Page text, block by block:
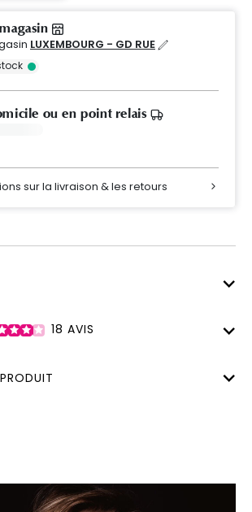
LUXEMBOURG - GD RUE
ou en point relais
sur la livraison & les retours
18 AVIS